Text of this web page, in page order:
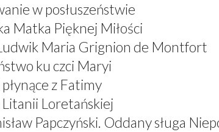
w posłuszeństwie
Matka Pięknej Miłości
Maria Grignion de Montfort
ku czci Maryi
z Fatimy
Loretańskiej
Papczyński. Oddany sługa